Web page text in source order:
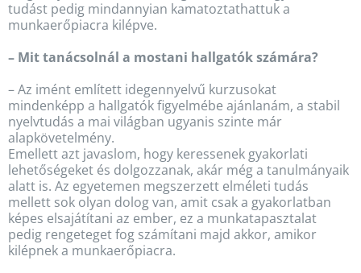
tudást pedig mindannyian kamatoztathattuk a
munkaerőpiacra kilépve.
– Mit tanácsolnál a mostani hallgatók számára?
– Az imént említett idegennyelvű kurzusokat
mindenképp a hallgatók figyelmébe ajánlanám, a stabil
nyelvtudás a mai világban ugyanis szinte már
alapkövetelmény.
Emellett azt javaslom, hogy keressenek gyakorlati
lehetőségeket és dolgozzanak, akár még a tanulmányaik
alatt is. Az egyetemen megszerzett elméleti tudás
mellett sok olyan dolog van, amit csak a gyakorlatban
képes elsajátítani az ember, ez a munkatapasztalat
pedig rengeteget fog számítani majd akkor, amikor
kilépnek a munkaerőpiacra.